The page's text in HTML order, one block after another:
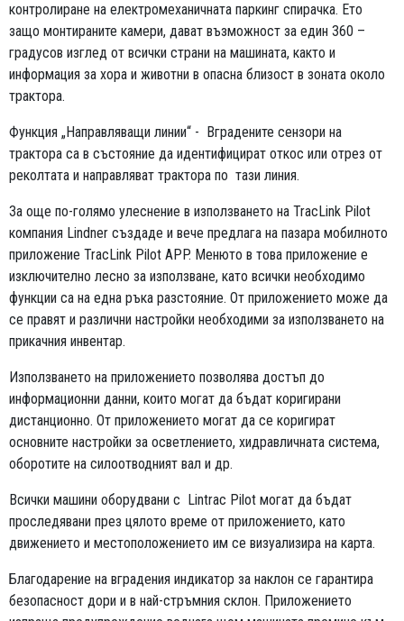
контролиране на електромеханичната паркинг спирачка. Ето
защо монтираните камери, дават възможност за един 360 –
градусов изглед от всички страни на машината, както и
информация за хора и животни в опасна близост в зоната около
трактора.
Функция „Направляващи линии“ - Вградените сензори на
трактора са в състояние да идентифицират откос или отрез от
реколтата и направляват трактора по тази линия.
За още по-голямо улеснение в използването на TracLink Pilot
компания Lindner създаде и вече предлага на пазара мобилното
приложение TracLink Pilot APP. Менюто в това приложение е
изключително лесно за използване, като всички необходимо
функции са на една ръка разстояние. От приложението може да
се правят и различни настройки необходими за използването на
прикачния инвентар.
Използването на приложението позволява достъп до
информационни данни, които могат да бъдат коригирани
дистанционно. От приложението могат да се коригират
основните настройки за осветлението, хидравличната система,
оборотите на силоотводният вал и др.
Всички машини оборудвани с Lintrac Pilot могат да бъдат
проследявани през цялото време от приложението, като
движението и местоположението им се визуализира на карта.
Благодарение на вградения индикатор за наклон се гарантира
безопасност дори и в най-стръмния склон. Приложението